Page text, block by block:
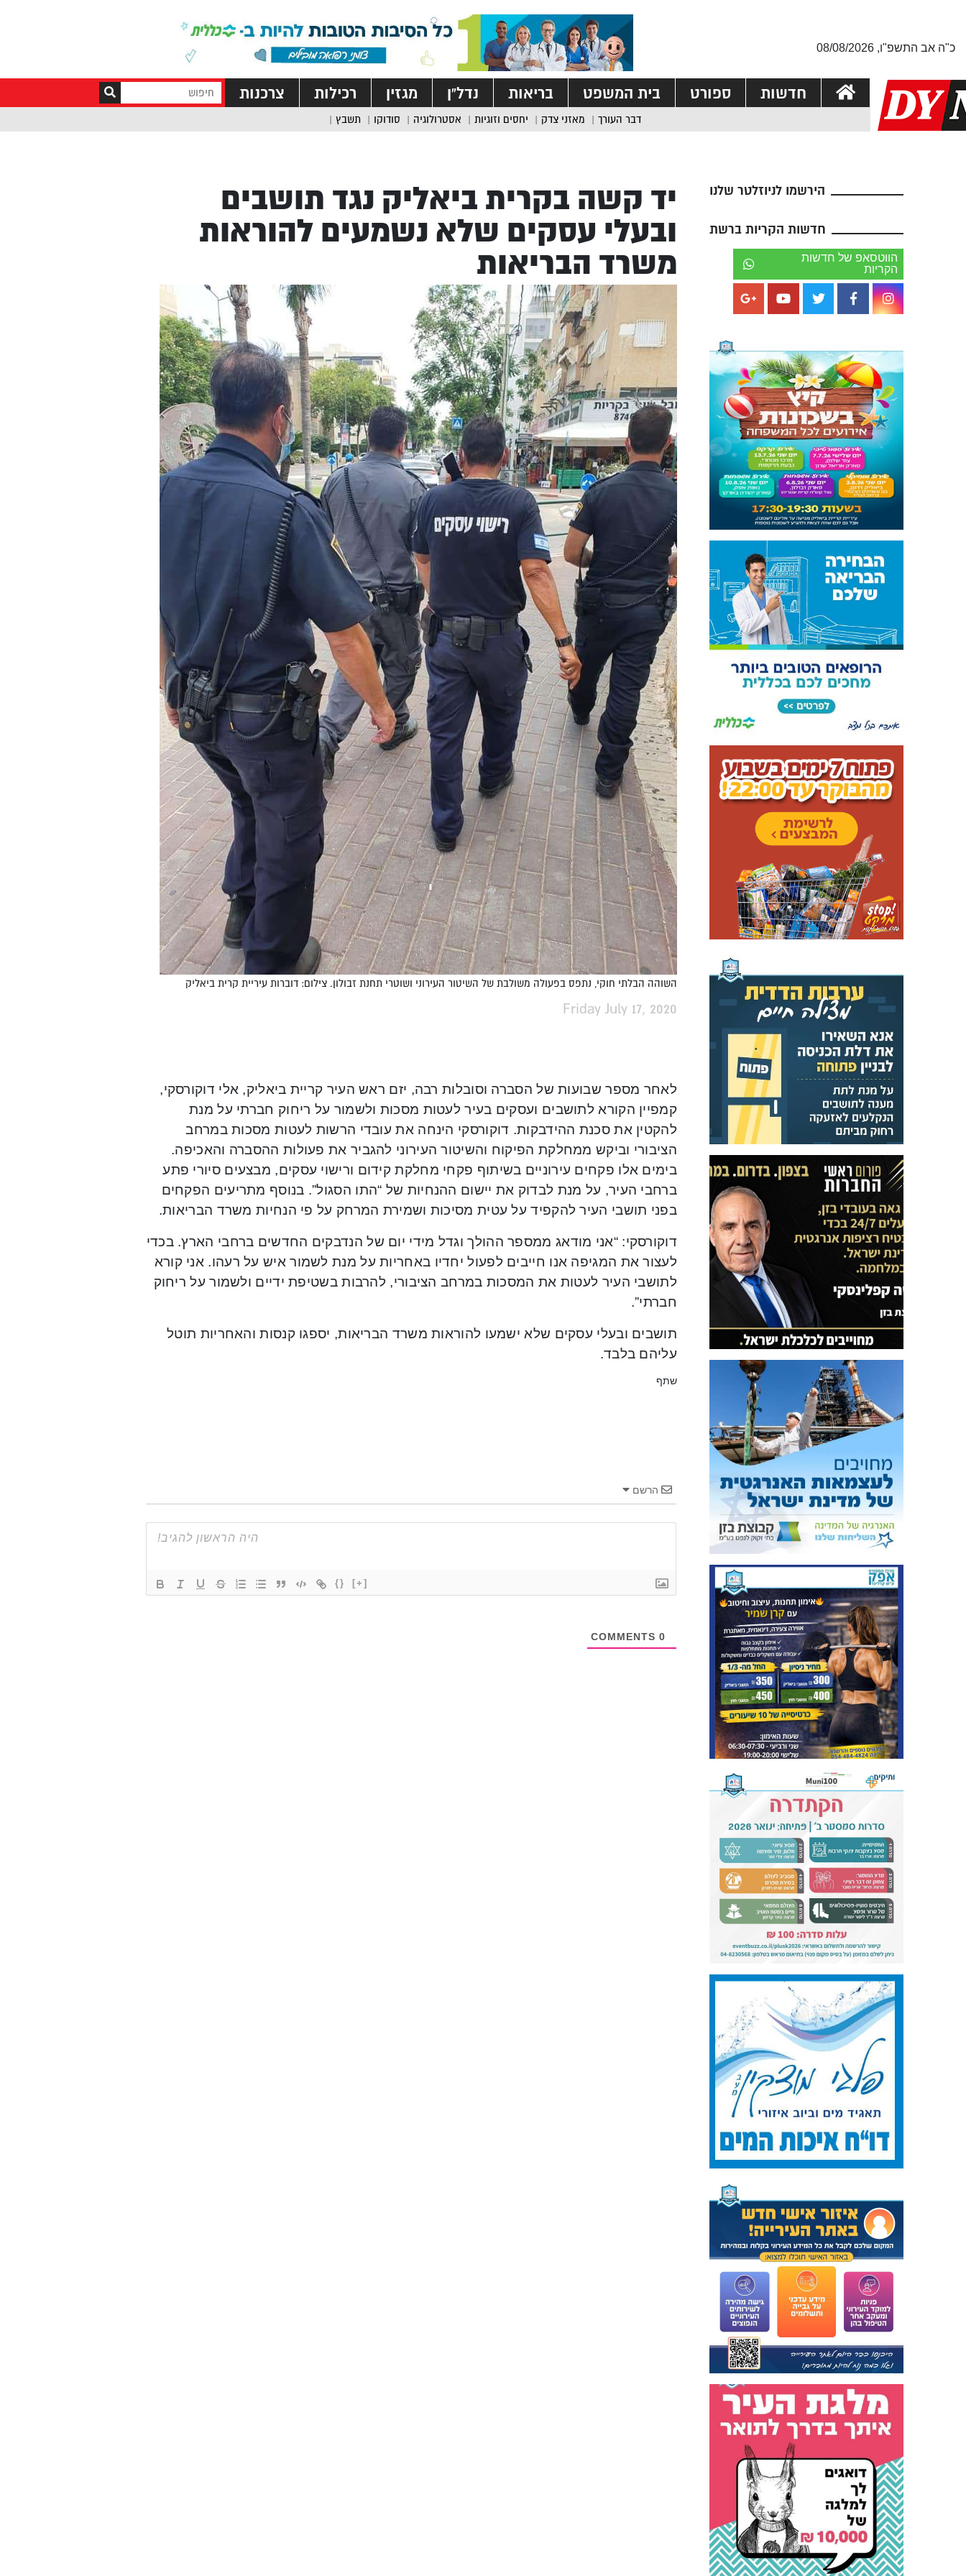
כ"ה אב התשפ"ו, 08/08/2026
חדשות ספורט בית המשפט בריאות נדל”ן מגזין רכילות צרכנות
דבר העורך מאזני צדק יחסים וזוגיות אסטרולוגיה סודוקו תשבץ
הירשמו לניוזלטר שלנו
חדשות הקריות ברשת
הווטסאפ של חדשות
הקריות
יד קשה בקרית ביאליק נגד תושבים
ובעלי עסקים שלא נשמעים להוראות
משרד הבריאות
השוהה הבלתי חוקי, נתפס בפעולה משולבת של השיטור העירוני ושוטרי תחנת זבולון. צילום: דוברות עיריית קרית ביאליק
Friday July 17, 2020
לאחר מספר שבועות של הסברה וסובלות רבה, יזם ראש העיר קריית ביאליק, אלי דוקורסקי,
קמפיין הקורא לתושבים ועסקים בעיר לעטות מסכות ולשמור על ריחוק חברתי על מנת
להקטין את סכנת ההידבקות. דוקורסקי הינחה את עובדי הרשות לעטות מסכות במרחב
הציבורי וביקש ממחלקת הפיקוח והשיטור העירוני להגביר את פעולות ההסברה והאכיפה.
בימים אלו פקחים עירוניים בשיתוף פקחי מחלקת קידום ורישוי עסקים, מבצעים סיורי פתע
ברחבי העיר, על מנת לבדוק את יישום ההנחיות של “התו הסגול”. בנוסף מתריעים הפקחים
בפני תושבי העיר להקפיד על עטית מסיכות ושמירת המרחק על פי הנחיות משרד הבריאות.
דוקורסקי: “אני מודאג ממספר ההולך וגדל מידי יום של הנדבקים החדשים ברחבי הארץ. בכדי
לעצור את המגיפה אנו חייבים לפעול יחדיו באחריות על מנת לשמור איש על רעהו. אני קורא
לתושבי העיר לעטות את המסכות במרחב הציבורי, להרבות בשטיפת ידיים ולשמור על ריחוק
חברתי”.
תושבים ובעלי עסקים שלא ישמעו להוראות משרד הבריאות, יספגו קנסות והאחריות תוטל
עליהם בלבד.
שתף
הרשם
{} [+]
0